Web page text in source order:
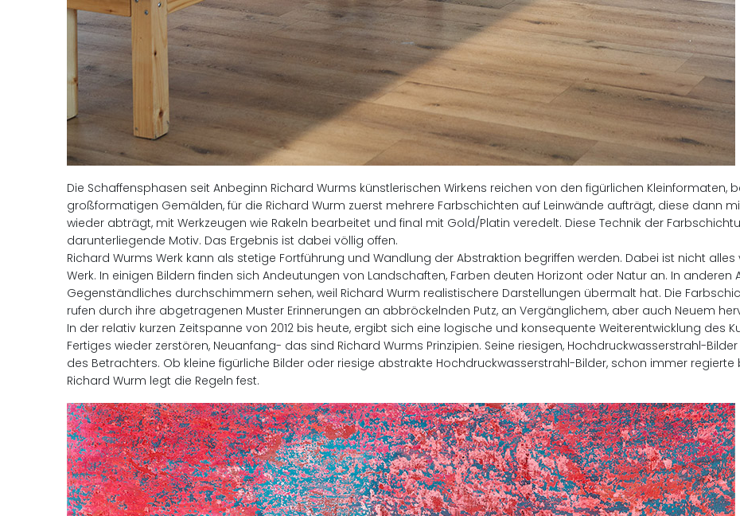
Die Schaffensphasen seit Anbeginn Richard Wurms künstlerischen Wirkens reichen von den figürlichen Kleinformaten,
großformatigen Gemälden, für die Richard Wurm zuerst mehrere Farbschichten auf Leinwände aufträgt, diese dann
wieder abträgt, mit Werkzeugen wie Rakeln bearbeitet und final mit Gold/Platin veredelt. Diese Technik der
darunterliegende Motiv. Das Ergebnis ist dabei völlig offen.
Richard Wurms Werk kann als stetige Fortführung und Wandlung der Abstraktion begriffen werden. Dabei ist nicht
Werk. In einigen Bildern finden sich Andeutungen von Landschaften, Farben deuten Horizont oder Natur an. In
Gegenständliches durchschimmern sehen, weil Richard Wurm realistischere Darstellungen übermalt hat. Die
rufen durch ihre abgetragenen Muster Erinnerungen an abbröckelnden Putz, an Vergänglichem, aber auch Neuem
In der relativ kurzen Zeitspanne von 2012 bis heute, ergibt sich eine logische und konsequente Weiterentwicklung des
Fertiges wieder zerstören, Neuanfang- das sind Richard Wurms Prinzipien. Seine riesigen, Hochdruckwasserstrahl-
des Betrachters. Ob kleine figürliche Bilder oder riesige abstrakte Hochdruckwasserstrahl-Bilder, schon immer regierte
Richard Wurm legt die Regeln fest.